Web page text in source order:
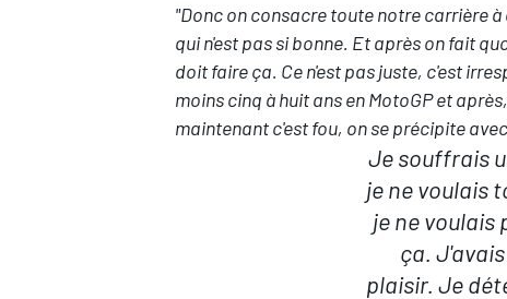
"Donc on consacre toute notre carrière
qui n'est pas si bonne. Et après on fait
doit faire ça. Ce n'est pas juste, c'est
moins cinq à huit ans en MotoGP et
maintenant c'est fou, on se précipite
Je souffrais
je ne voulais
je ne voulais
ça.
plaisir. Je